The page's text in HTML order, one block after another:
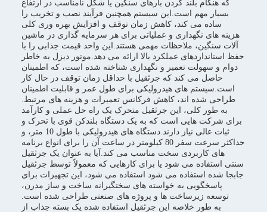
که هنگام بلند کردن بارهای سنگین یا شکل نامناسب در ارتفاع
بسیار مهم است.این سیستم همچنین فرآیند نصب و تخریب را
ساده می کند، کاهش زمان توقف و افزایش بهره وری کلی
هزینه های نگهداری و عملیاتی برای هر سرمایه گذاری در ماشین
آلات سنگین، ملاحظات مهمی هستند.این واحد قیمت جذابی را با
حفظ استانداردهای عملکرد بالا ارائه می دهد.موتور دیزل به خاطر
دوام و سهولت تعمیر و نگهداری شناخته شده است، که اطمینان
حاصل می کند که جرثقیل با حداقل زمان توقف در حال کار
است.سیستم های هیدرولیکی برای طول عمر و قابلیت اطمینان
طراحی شده اند، کاهش فرکانس تعمیرات و هزینه های مرتبط.
به طور کلی، این جرثقیل متحرک یک راه حل عملی و کارآمد
برای شرکت هایی است که به یک دستگاه بلندکن قوی با تحرک و
ثبات عالی نیاز دارند.دستگاه های هیدرولیکی با طول 10 متر، و
حداکثر سرعت سفر 80 کیلومتر در ساعت آن را برای انواع برنامه
های کاربردی سخت مناسب می کند.آیا به عنوان یک جرثقیل
سنتی استفاده می شود یا برای کارهایی که معمولاً توسط جرثقیل
جابجا شده استفاده می شود استفاده می شود، این تجهیزات برای
پاسخگویی به خواسته های سختگیرانه ساخت و ساز مدرن،
توسعه زیرساخت ها و پروژه های صنعتی طراحی شده است.
به طور خلاصه این جرثقیل استفاده شده یک بسته جذاب از